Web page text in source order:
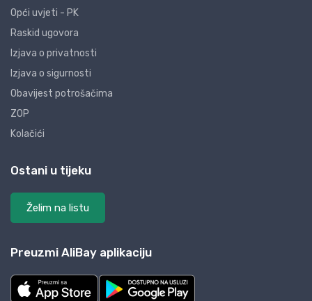
Opći uvjeti - PK
Raskid ugovora
Izjava o privatnosti
Izjava o sigurnosti
Obavijest potrošačima
ZOP
Kolačići
Ostani u tijeku
Želim na listu
Preuzmi AliBay aplikaciju